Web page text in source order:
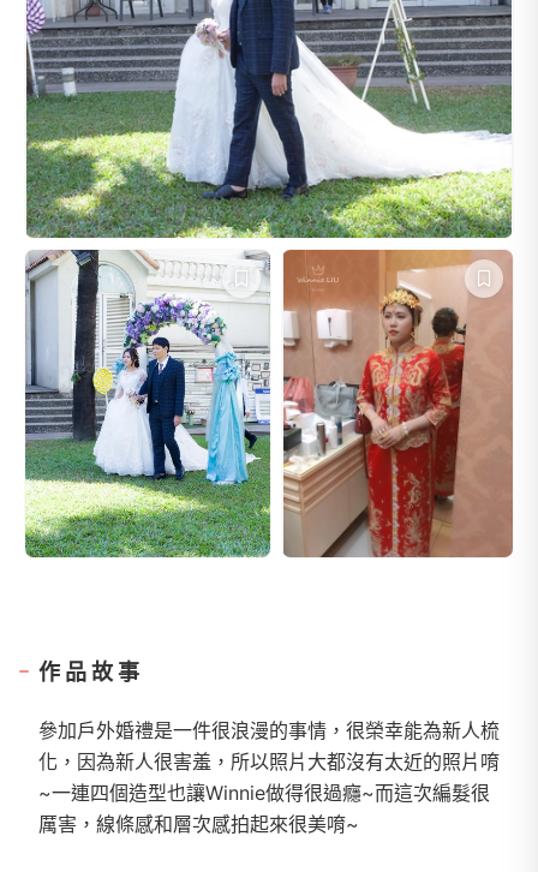
作品故事
參加戶外婚禮是一件很浪漫的事情，很榮幸能為新人梳
化，因為新人很害羞，所以照片大都沒有太近的照片唷
~一連四個造型也讓Winnie做得很過癮~而這次編髮很
厲害，線條感和層次感拍起來很美唷~